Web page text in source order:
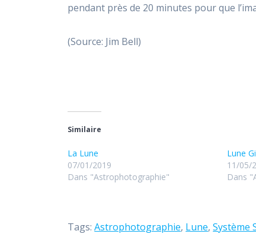
pendant près de 20 minutes pour que
(Source: Jim Bell)
Similaire
La Lune
07/01/2019
Dans "Astrophotographie"
Lune
11/05/
Dans
Tags:Astrophotographie, Lune,Système